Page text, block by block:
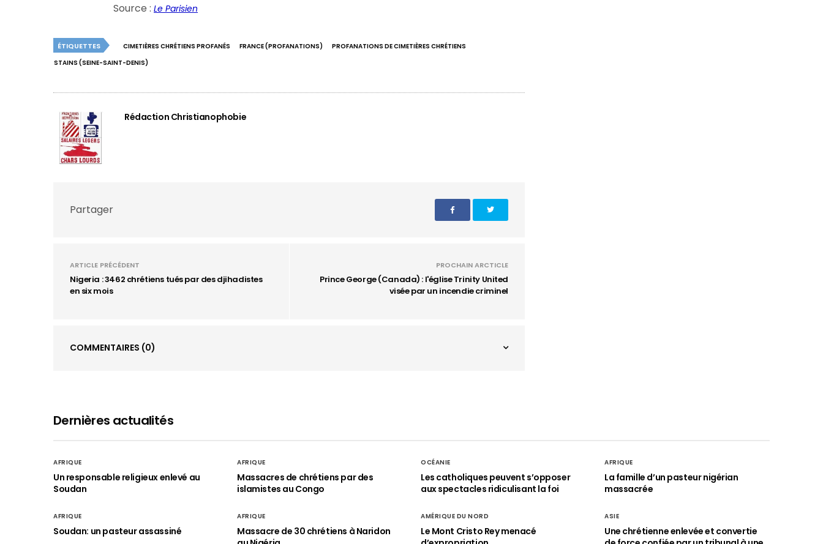
Source :Le Parisien
ÉTIQUETTES CIMETIÈRES CHRÉTIENS PROFANÉS FRANCE (PROFANATIONS)
PROFANATIONS DE CIMETIÈRES CHRÉTIENS
STAINS (SEINE-SAINT-DENIS)
Rédaction Christianophobie
Partager
ARTICLE PRÉCÉDENT
Nigeria : 3462 chrétiens tués par des djihadistes
en six mois
PROCHAIN ARCTICLE
Prince George (Canada) : l'église Trinity United
visée par un incendie criminel
COMMENTAIRES (0)
Dernières actualités
AFRIQUE
Un responsable religieux enlevé au
Soudan
AFRIQUE
Massacres de chrétiens par des
islamistes au Congo
OCÉANIE
Les catholiques peuvent s’opposer
aux spectacles ridiculisant la foi
AFRIQUE
La famille d’un pasteur nigérian
massacrée
AFRIQUE
Soudan: un pasteur assassiné
AFRIQUE
Massacre de 30 chrétiens à Naridon
AMÉRIQUE DU NORD
Le Mont Cristo Rey menacé
ASIE
Une chrétienne enlevée et convertie